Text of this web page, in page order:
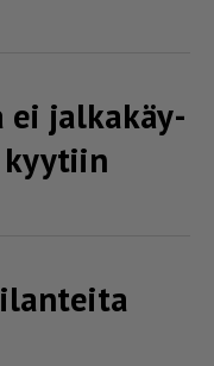
ei jalka­käy­
kyytiin